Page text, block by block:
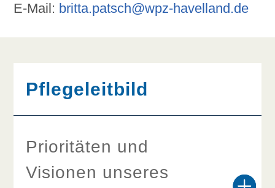
E-Mail: britta.patsch@wpz-havelland.de
Pflegeleitbild
Prioritäten und
Visionen unseres